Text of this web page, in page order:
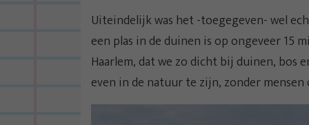
Uiteindelijk was het -toegegeven- wel
een plas in de duinen is op ongeveer 15
Haarlem, dat we zo dicht bij duinen, bos
even in de natuur te zijn, zonder mensen